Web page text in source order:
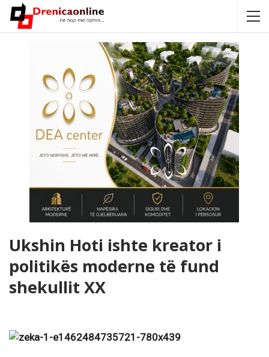
Ukshin Hoti ishte kreator i
politikës moderne të fund
shekullit XX